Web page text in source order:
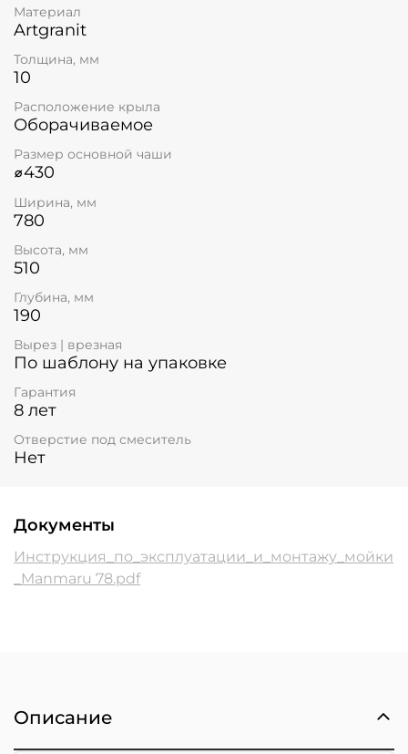
Материал
Artgranit
Толщина, мм
10
Расположение крыла
Оборачиваемое
Размер основной чаши
⌀430
Ширина, мм
780
Высота, мм
510
Глубина, мм
190
Вырез | врезная
По шаблону на упаковке
Гарантия
8 лет
Отверстие под смеситель
Нет
Документы
Инструкция_по_эксплуатации_и_монтажу_мойки
_Manmaru 78.pdf
Описание